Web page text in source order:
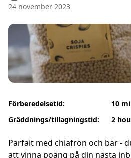
24 november 2023
Förberedelsetid:
Gräddnings/tillagningstid:
10
2
Parfait med chiafrön och bär -
att vinna poäng på din nästa